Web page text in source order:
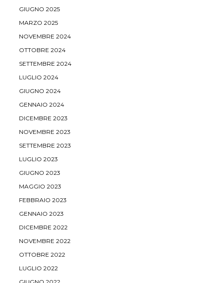
GIUGNO 2025
MARZO 2025
NOVEMBRE 2024
OTTOBRE 2024
SETTEMBRE 2024
LUGLIO 2024
GIUGNO 2024
GENNAIO 2024
DICEMBRE 2023
NOVEMBRE 2023
SETTEMBRE 2023
LUGLIO 2023
GIUGNO 2023
MAGGIO 2023
FEBBRAIO 2023
GENNAIO 2023
DICEMBRE 2022
NOVEMBRE 2022
OTTOBRE 2022
LUGLIO 2022